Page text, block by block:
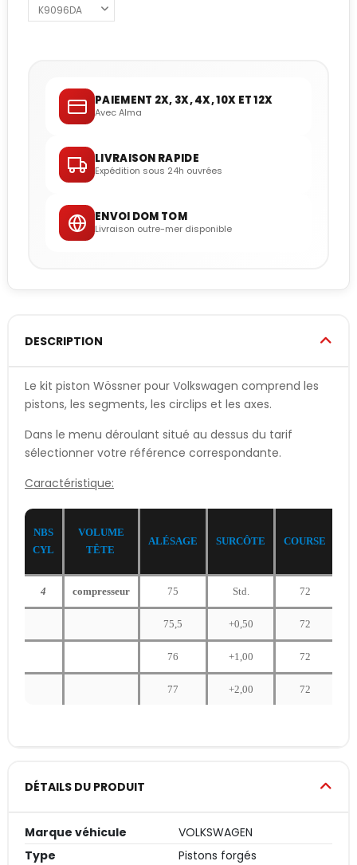
PAIEMENT 2X, 3X, 4X, 10X ET 12X
Avec Alma
LIVRAISON RAPIDE
Expédition sous 24h ouvrées
ENVOI DOM TOM
Livraison outre-mer disponible
DESCRIPTION
Le kit piston Wössner pour Volkswagen comprend les
pistons, les segments, les circlips et les axes.
Dans le menu déroulant situé au dessus du tarif
sélectionner votre référence correspondante.
Caractéristique:
NBS
CYL
VOLUME
TÊTE
ALÉSAGE SURCÔTE COURSE
4 compresseur 75 Std. 72
75,5 +0,50 72
76 +1,00 72
77 +2,00 72
DÉTAILS DU PRODUIT
Marque véhicule
VOLKSWAGEN
Type
Pistons forgés